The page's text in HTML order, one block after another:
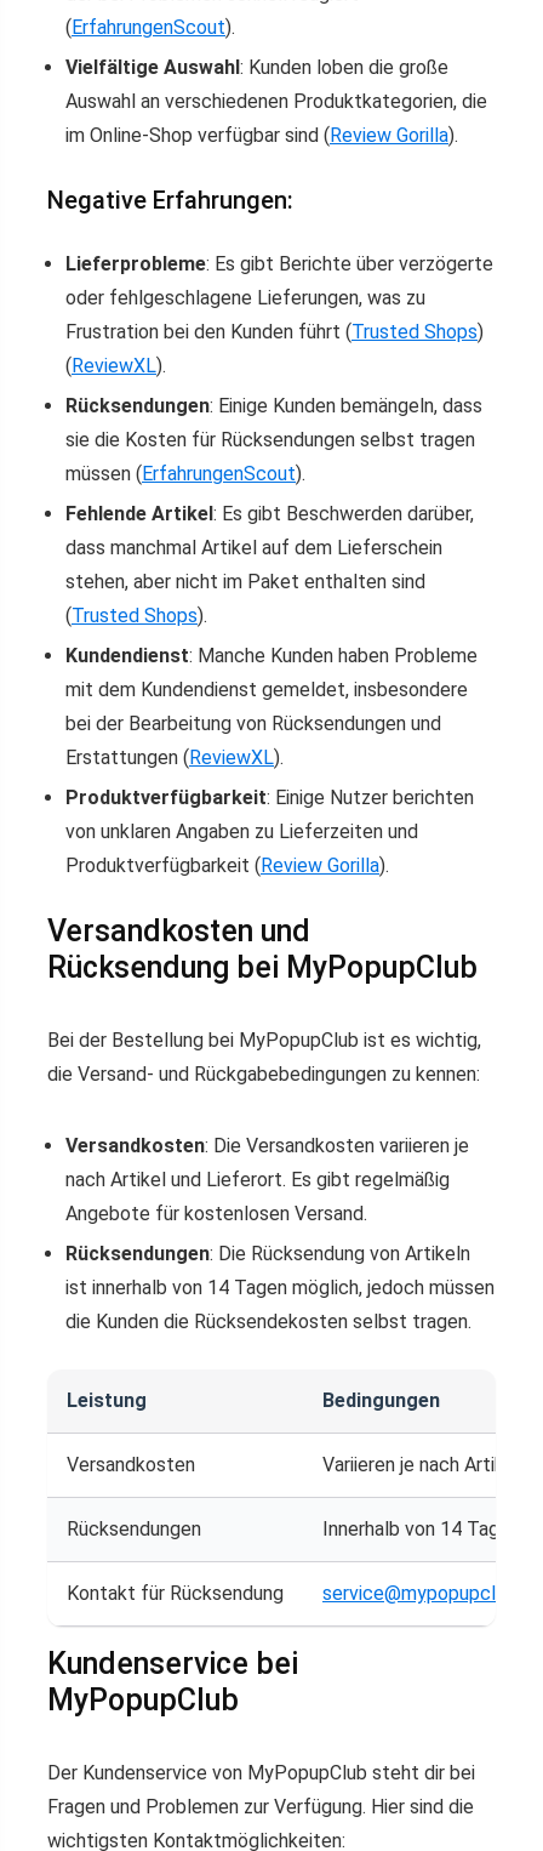
(ErfahrungenScout)​.
Vielfältige Auswahl: Kunden loben die große
Auswahl an verschiedenen Produktkategorien, die
im Online-Shop verfügbar sind​ (Review Gorilla)​.
Negative Erfahrungen:
Lieferprobleme: Es gibt Berichte über verzögerte
oder fehlgeschlagene Lieferungen, was zu
Frustration bei den Kunden führt​ (Trusted Shops)
(ReviewXL)​.
Rücksendungen: Einige Kunden bemängeln, dass
sie die Kosten für Rücksendungen selbst tragen
müssen​ (ErfahrungenScout)​.
Fehlende Artikel: Es gibt Beschwerden darüber,
dass manchmal Artikel auf dem Lieferschein
stehen, aber nicht im Paket enthalten sind​
(Trusted Shops)​.
Kundendienst: Manche Kunden haben Probleme
mit dem Kundendienst gemeldet, insbesondere
bei der Bearbeitung von Rücksendungen und
Erstattungen​ (ReviewXL)​.
Produktverfügbarkeit: Einige Nutzer berichten
von unklaren Angaben zu Lieferzeiten und
Produktverfügbarkeit​ (Review Gorilla)​.
Versandkosten und
Rücksendung bei MyPopupClub
Bei der Bestellung bei MyPopupClub ist es wichtig,
die Versand- und Rückgabebedingungen zu kennen:
Versandkosten: Die Versandkosten variieren je
nach Artikel und Lieferort. Es gibt regelmäßig
Angebote für kostenlosen Versand.
Rücksendungen: Die Rücksendung von Artikeln
ist innerhalb von 14 Tagen möglich, jedoch müssen
die Kunden die Rücksendekosten selbst tragen.
Leistung Bedingungen
Versandkosten Variieren je nach Artikel
Rücksendungen Innerhalb von 14 Tagen
Kontakt für Rücksendung service@mypopupclub.de
Kundenservice bei
MyPopupClub
Der Kundenservice von MyPopupClub steht dir bei
Fragen und Problemen zur Verfügung. Hier sind die
wichtigsten Kontaktmöglichkeiten: